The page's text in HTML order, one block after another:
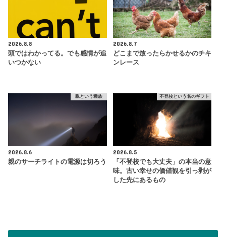
2026.8.8
頭ではわかってる。でも感情が追
いつかない
2026.8.7
どこまで放ったらかせるかのチキ
ンレース
親という種族
2026.8.6
親のサーチライトの電源は切ろう
不登校という名のギフト
2026.8.5
「不登校でも大丈夫」の本当の意
味。古い幸せの価値観を引っ剥が
した先にあるもの